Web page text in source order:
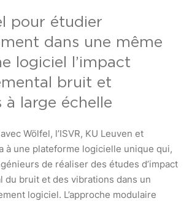
pour étudier
dans une même
logiciel l’impact
bruit et
à large échelle
Wölfel, l’ISVR, KU Leuven et
à une plateforme logicielle unique qui,
de réaliser des études d’impact
du bruit et des vibrations dans un
logiciel. L’approche modulaire